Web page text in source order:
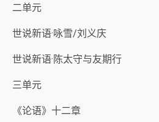
二单元
世说新语·咏雪/刘义庆
世说新语·陈太守与友期行
三单元
《论语》十二章